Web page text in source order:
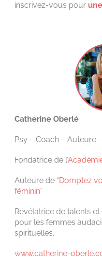
inscrivez-vous pour
Catherine Oberlé
Psy – Coach – Auteure
Fondatrice de l’
Auteure de “Domptez
féminin”
Révélatrice de talents
pour les femmes
spirituelles.
www.catherine-